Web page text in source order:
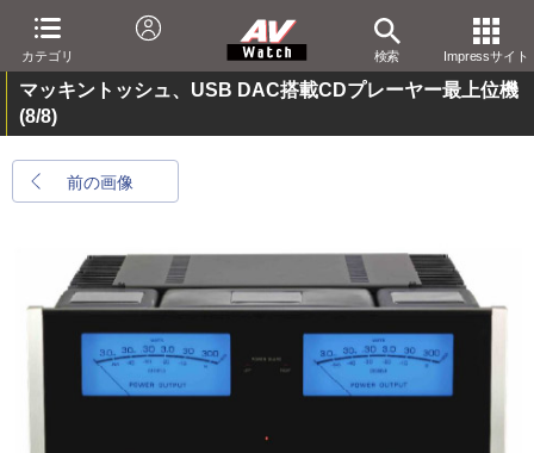
カテゴリ 検索 Impressサイト
マッキントッシュ、USB DAC搭載CDプレーヤー最上位機
(8/8)
前の画像